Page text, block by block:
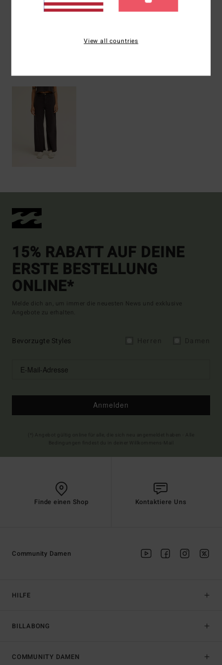
15% RABATT AUF DEINE
ERSTE BESTELLUNG
ONLINE*
Melde dich an, um immer die neuesten News und exklusive
Angebote zu erhalten.
Bevorzugte Styles
Anmelden
Finde einen Shop Kontaktiere Uns
HILFE
BILLABONG
Community Damen
COMMUNITY DAMEN
View all countries